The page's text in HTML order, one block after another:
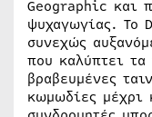
Geographic και
ψυχαγωγίας. Το
συνεχώς
που καλύπτει
βραβευμένες
κωμωδίες μέχρι